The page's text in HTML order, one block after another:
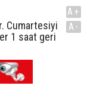
Cumartesiyi
1 saat geri
A+
A-